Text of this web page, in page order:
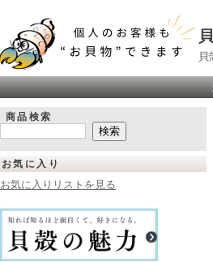
貝
商品検索
お気に入り
お気に入りリストを見る